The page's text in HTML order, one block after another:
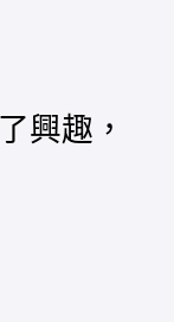
興趣，